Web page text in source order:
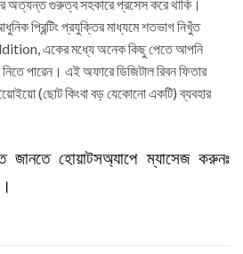
অত্যন্ত গুরুত্ব সহকারে প্রসেস করে থাকি।
প্রিন্টিং প্রযুক্তির মাধ্যমে শতভাগ নিখুঁত
একের মধ্যে অনেক কিছু পেতে আপনি
পারেন। এই অফারে ডিজিটাল রিবন ফিতার
(ছোট কিংবা বড় যেকোনো একটি) ব্যবহার
জানতে হোয়াটসঅ্যাপে ম্যাসেজ করুনঃ